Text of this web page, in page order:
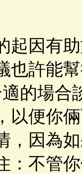
因有助
也許能
場合
以便你
，因為
：不管